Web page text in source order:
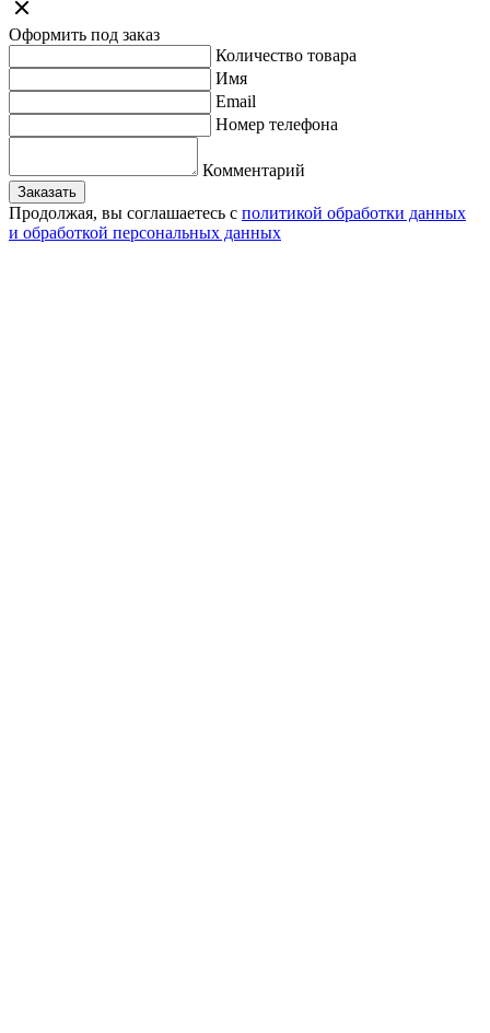
Оформить под заказ
Количество товара
Имя
Email
Номер телефона
Комментарий
Заказать
Продолжая, вы соглашаетесь с политикой обработки данных
и обработкой персональных данных